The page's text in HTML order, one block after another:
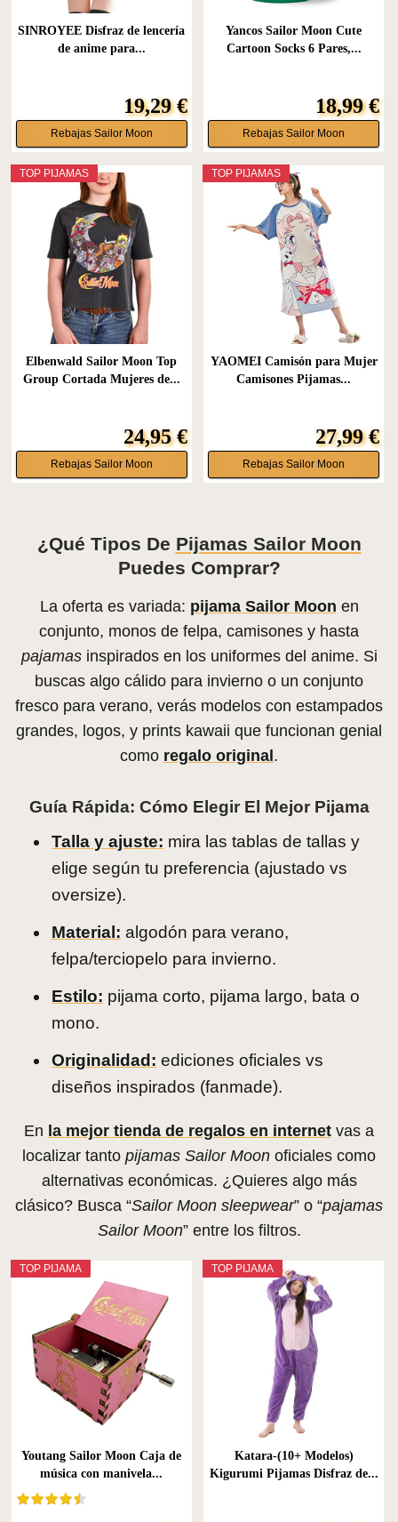
SINROYEE Disfraz de lencería
de anime para...
19,29 €
Rebajas Sailor Moon
Yancos Sailor Moon Cute
Cartoon Socks 6 Pares,...
18,99 €
Rebajas Sailor Moon
TOP PIJAMAS
Elbenwald Sailor Moon Top
Group Cortada Mujeres de...
24,95 €
Rebajas Sailor Moon
TOP PIJAMAS
YAOMEI Camisón para Mujer
Camisones Pijamas...
27,99 €
Rebajas Sailor Moon
¿Qué Tipos De Pijamas Sailor Moon
Puedes Comprar?
La oferta es variada: pijama Sailor Moon en
conjunto, monos de felpa, camisones y hasta
pajamasinspirados en los uniformes del anime. Si
buscas algo cálido para invierno o un conjunto
fresco para verano, verás modelos con estampados
grandes, logos, y prints kawaii que funcionan genial
como regalo original.
Guía Rápida: Cómo Elegir El Mejor Pijama
Talla y ajuste: mira las tablas de tallas y
elige según tu preferencia (ajustado vs
oversize).
Material: algodón para verano,
felpa/terciopelo para invierno.
Estilo: pijama corto, pijama largo, bata o
mono.
Originalidad: ediciones oficiales vs
diseños inspirados (fanmade).
En la mejor tienda de regalos en internet vas a
localizar tanto pijamas Sailor Moon oficiales como
alternativas económicas. ¿Quieres algo más
clásico? Busca “Sailor Moon sleepwear” o “pajamas
Sailor Moon” entre los filtros.
TOP PIJAMA
Youtang Sailor Moon Caja de
música con manivela...
TOP PIJAMA
Katara-(10+ Modelos)
Kigurumi Pijamas Disfraz de...